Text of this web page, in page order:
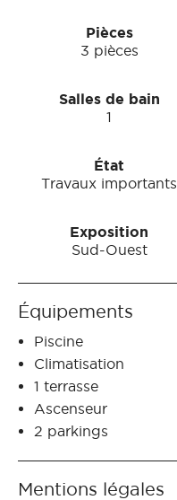
Pièces
3 pièces
Salles de bain
1
État
Travaux importants
Exposition
Sud-Ouest
Équipements
Piscine
Climatisation
1 terrasse
Ascenseur
2 parkings
Mentions légales